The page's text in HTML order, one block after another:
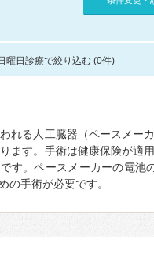
曜日診療で絞り込む (0件)
れる人工臓器（ペースメー
ます。手術は健康保険が適
す。ペースメーカーの電池
の手術が必要です。